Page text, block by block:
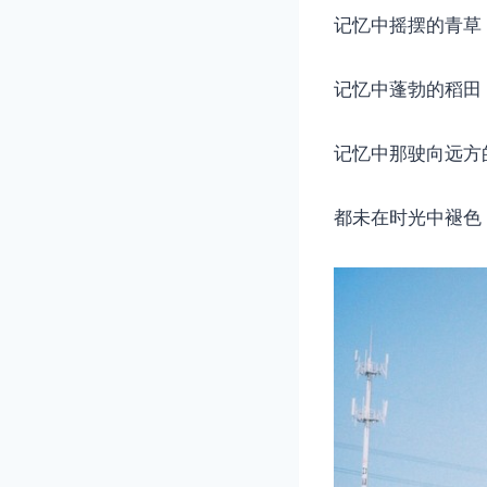
记忆中摇摆的青草
记忆中蓬勃的稻田
记忆中那驶向远方
都未在时光中褪色